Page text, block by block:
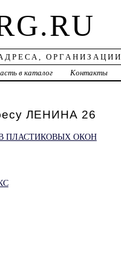
ОРГАНИЗАЦИИ
в каталог Контакты
ЛЕНИНА 26
ПЛАСТИКОВЫХ ОКОН